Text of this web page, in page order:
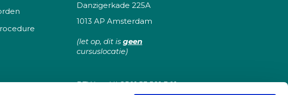
Danzigerkade 225A
1013 AP Amsterdam
(let op, dit is geen
cursuslocatie)
BTW nr: NL8501.53.591.B01